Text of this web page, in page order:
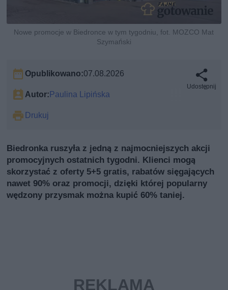
Nowe promocje w Biedronce w tym tygodniu, fot. MOZCO Mat
Szymański
Opublikowano:07.08.2026
Autor: Paulina Lipińska
Drukuj
Udostępnij
Biedronka ruszyła z jedną z najmocniejszych akcji
promocyjnych ostatnich tygodni. Klienci mogą
skorzystać z oferty 5+5 gratis, rabatów sięgających
nawet 90% oraz promocji, dzięki której popularny
wędzony przysmak można kupić 60% taniej.